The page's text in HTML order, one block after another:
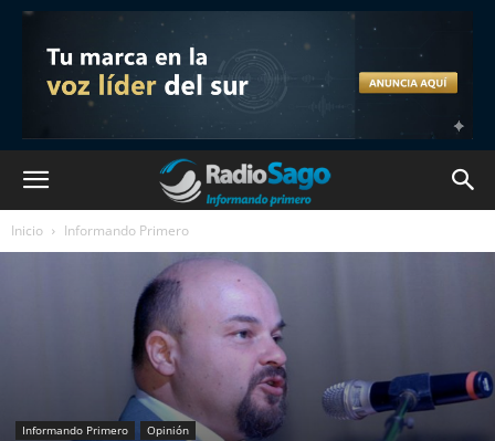
Inicio Informando Primero
Informando Primero Opinión